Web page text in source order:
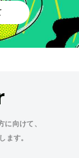
に向けて、
ます。